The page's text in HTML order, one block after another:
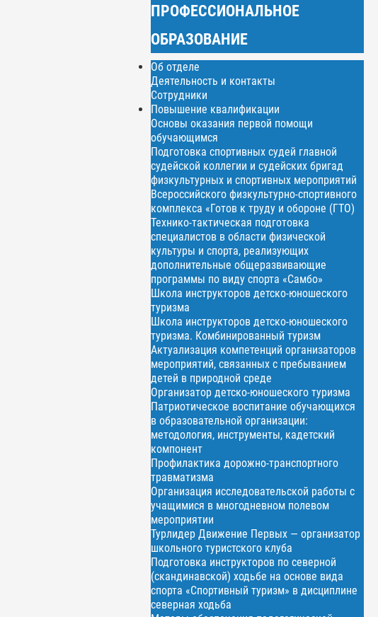
ПРОФЕССИОНАЛЬНОЕ
ОБРАЗОВАНИЕ
Об отделе
Деятельность и контакты
Сотрудники
Повышение квалификации
Основы оказания первой помощи
обучающимся
Подготовка спортивных судей главной
судейской коллегии и судейских бригад
физкультурных и спортивных мероприятий
Всероссийского физкультурно-спортивного
комплекса «Готов к труду и обороне (ГТО)
Технико-тактическая подготовка
специалистов в области физической
культуры и спорта, реализующих
дополнительные общеразвивающие
программы по виду спорта «Самбо»
Школа инструкторов детско-юношеского
туризма
Школа инструкторов детско-юношеского
туризма. Комбинированный туризм
Актуализация компетенций организаторов
мероприятий, связанных с пребыванием
детей в природной среде
Организатор детско-юношеского туризма
Патриотическое воспитание обучающихся
в образовательной организации:
методология, инструменты, кадетский
компонент
Профилактика дорожно-транспортного
травматизма
Организация исследовательской работы с
учащимися в многодневном полевом
мероприятии
Турлидер Движение Первых — организатор
школьного туристского клуба
Подготовка инструкторов по северной
(скандинавской) ходьбе на основе вида
спорта «Спортивный туризм» в дисциплине
северная ходьба